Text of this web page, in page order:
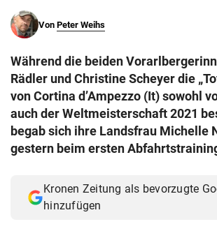
search
eingeben
© Krone Multimedia GmbH & Co KG 2026
Muthgasse 2, 1190 Wien
Von Peter Weihs
Während die beiden
Rädler und Christine Scheyer die
von Cortina d’Ampezzo (It) sowohl
auch der Weltmeisterschaft 2021
begab sich ihre Landsfrau Michelle
gestern beim ersten
Kronen Zeitung als bevorzugte
hinzufügen